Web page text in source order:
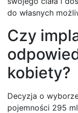
do własnych
Czy
kobiety?
Decyzja o
pojemności 295